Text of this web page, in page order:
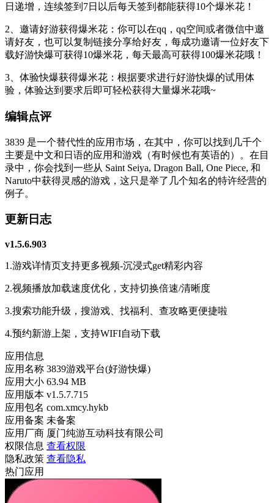
日递增，连续签到7日以后每天签到都能获得10个爆米花！
2、邀请好游获得爆米花：你可以在qq，qq空间或者微信中邀
请好友，也可以复制链接分享给好友，每成功邀请一位好友下
载好游快爆可获得10爆米花，每天最高可获得100爆米花哦！
3、体验快爆获得爆米花：根据要求进行好游快爆的试用体
验，体验达到要求后即可轻松获得大量爆米花哦~
编辑点评
3839 是一个替代性的应用市场，在其中，你可以找到几千个
主要是中文和日语的应用和游戏（有时候也有英语的）。在目
录中，你会找到一些从 Saint Seiya, Dragon Ball, One Piece, 和
Naruto中获得灵感的游戏，这只是举了几个知名的特许经营的
例子。
更新日志
v1.5.6.903
1.游戏详情页支持更多视频-沉浸式get精彩内容
2.视频播放加载速度优化，支持切换倍速/清晰度
3.搜索功能升级，搜游戏、找福利、查攻略更便捷啦
4.预约新游上架，支持WIFI自动下载
应用信息
应用名称 3839游戏平台(好游快爆)
应用大小 63.94 MB
应用版本 v1.5.7.715
应用包名 com.xmcy.hykb
应用备案 未备案
应用厂商 厦门纯游互动科技有限公司
权限信息 查看权限
隐私政策 查看隐私
热门应用